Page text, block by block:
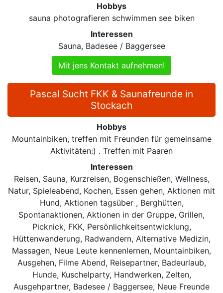
Hobbys
sauna photografieren schwimmen see biken
Interessen
Sauna, Badesee / Baggersee
Mit jens Kontakt aufnehmen!
Pascal Sucht FKK & Saunafreunde in
Stockach
Hobbys
Mountainbiken, treffen mit Freunden für gemeinsame
Aktivitäten:) . Treffen mit Paaren
Interessen
Reisen, Sauna, Kurzreisen, Bogenschießen, Wellness,
Natur, Spieleabend, Kochen, Essen gehen, Aktionen mit
Hund, Aktionen tagsüber , Berghütten,
Spontanaktionen, Aktionen in der Gruppe, Grillen,
Picknick, FKK, Persönlichkeitsentwicklung,
Hüttenwanderung, Radwandern, Alternative Medizin,
Massagen, Neue Leute kennenlernen, Mountainbiken,
Ausgehen, Filme Abend, Reisepartner, Badeurlaub,
Hunde, Kuschelparty, Handwerken, Zelten,
Ausgehpartner, Badesee / Baggersee, Neue Freunde